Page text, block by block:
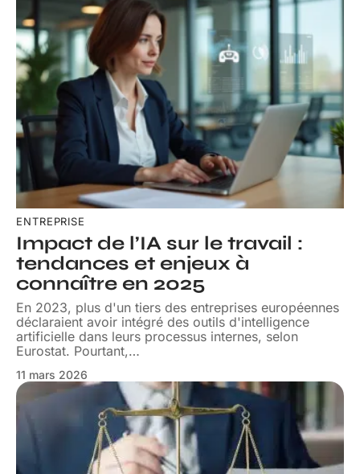
ENTREPRISE
Impact de l’IA sur le travail :
tendances et enjeux à
connaître en 2025
En 2023, plus d'un tiers des entreprises européennes
déclaraient avoir intégré des outils d'intelligence
artificielle dans leurs processus internes, selon
Eurostat. Pourtant,…
11 mars 2026